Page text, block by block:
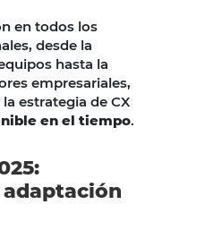
en todos los
desde la
hasta la
empresariales,
estrategia de CX
en el tiempo.